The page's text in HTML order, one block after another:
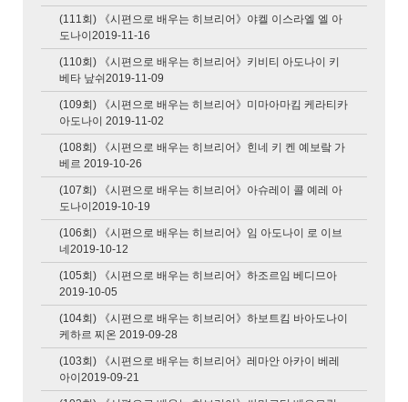
(111회) 《시편으로 배우는 히브리어》야켈 이스라엘 엘 아
도나이2019-11-16
(110회) 《시편으로 배우는 히브리어》키비티 아도나이 키
베타 낲쉬2019-11-09
(109회) 《시편으로 배우는 히브리어》미마아마킴 케라티카
아도나이 2019-11-02
(108회) 《시편으로 배우는 히브리어》힌네 키 켄 예보랔 가
베르 2019-10-26
(107회) 《시편으로 배우는 히브리어》아슈레이 콜 예레 아
도나이2019-10-19
(106회) 《시편으로 배우는 히브리어》임 아도나이 로 이브
네2019-10-12
(105회) 《시편으로 배우는 히브리어》하조르임 베디므아
2019-10-05
(104회) 《시편으로 배우는 히브리어》하보트킴 바아도나이
케하르 찌온 2019-09-28
(103회) 《시편으로 배우는 히브리어》레마안 아카이 베레
아이2019-09-21